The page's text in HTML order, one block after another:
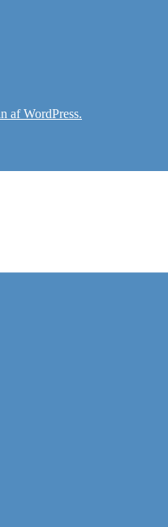
af WordPress.